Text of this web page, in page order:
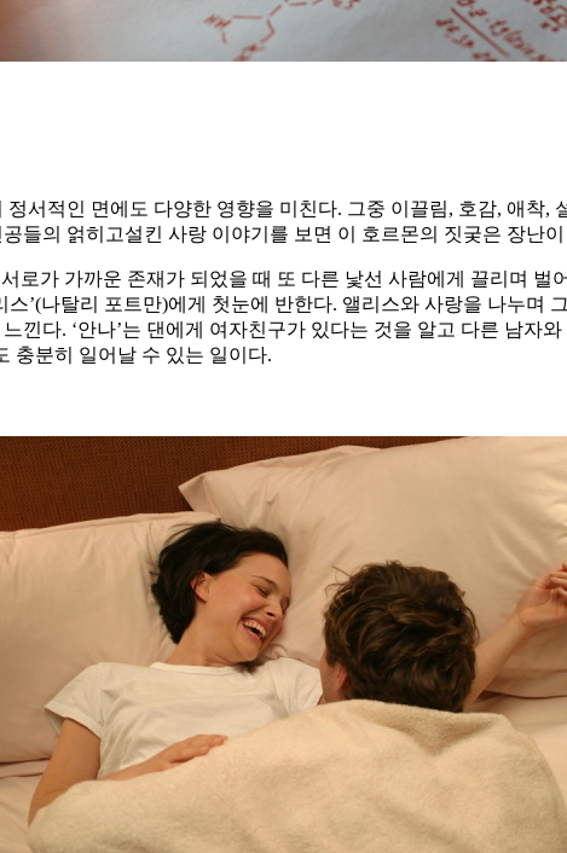
서적인 면에도 다양한 영향을 미친다. 그중 이끌림, 호감, 애착,
들의 얽히고설킨 사랑 이야기를 보면 이 호르몬의 짓궂은 장난
로가 가까운 존재가 되었을 때 또 다른 낯선 사람에게 끌리며
’(나탈리 포트만)에게 첫눈에 반한다. 앨리스와 사랑을 나누며
낀다. ‘안나’는 댄에게 여자친구가 있다는 것을 알고 다른 남자
충분히 일어날 수 있는 일이다.